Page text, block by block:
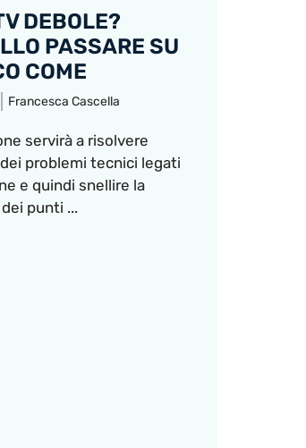
DEBOLE?
PASSARE SU
COME
Francesca Cascella
servirà a risolvere
problemi tecnici legati
e quindi snellire la
punti ...